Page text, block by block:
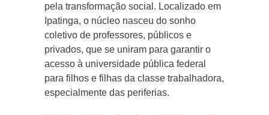
pela transformação social. Localizado em
Ipatinga, o núcleo nasceu do sonho
coletivo de professores, públicos e
privados, que se uniram para garantir o
acesso à universidade pública federal
para filhos e filhas da classe trabalhadora,
especialmente das periferias.